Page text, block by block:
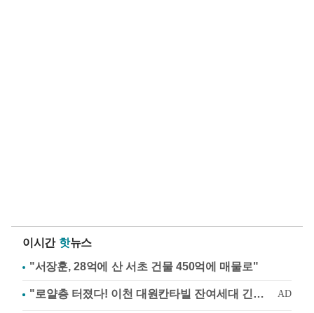
이시간 핫뉴스
"서장훈, 28억에 산 서초 건물 450억에 매물로"